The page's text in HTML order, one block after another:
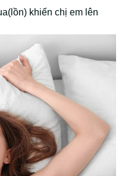
khiến chị em lên